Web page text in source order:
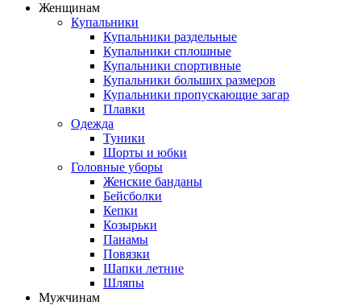
Женщинам
Купальники
Купальники раздельные
Купальники сплошные
Купальники спортивные
Купальники больших размеров
Купальники пропускающие загар
Плавки
Одежда
Туники
Шорты и юбки
Головные уборы
Женские банданы
Бейсболки
Кепки
Козырьки
Панамы
Повязки
Шапки летние
Шляпы
Мужчинам